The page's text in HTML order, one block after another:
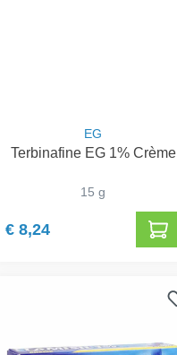
EG
Terbinafine EG 1% Crème
15 g
€ 8,24